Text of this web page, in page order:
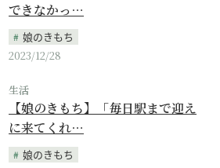
できなかっ…
娘のきもち
2023/12/28
生活
【娘のきもち】「毎日駅まで迎え
に来てくれ…
娘のきもち